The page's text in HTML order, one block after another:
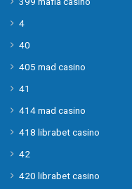
4
40
405 mad casino
41
414 mad casino
418 librabet casino
42
420 librabet casino